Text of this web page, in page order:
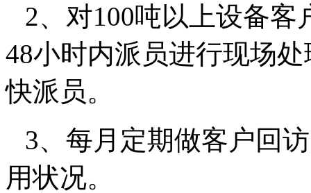
2、对100吨以上设备客
48小时内派员进行现场
快派员。
3、每月定期做客户回
用状况。